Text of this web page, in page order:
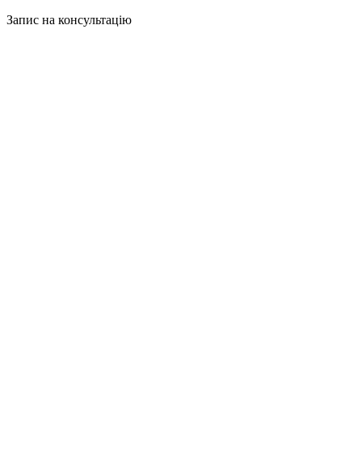
Запис на консультацію